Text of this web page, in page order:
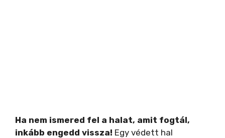
Ha nem ismered fel a halat, amit fogtál,
inkább engedd vissza! Egy védett hal